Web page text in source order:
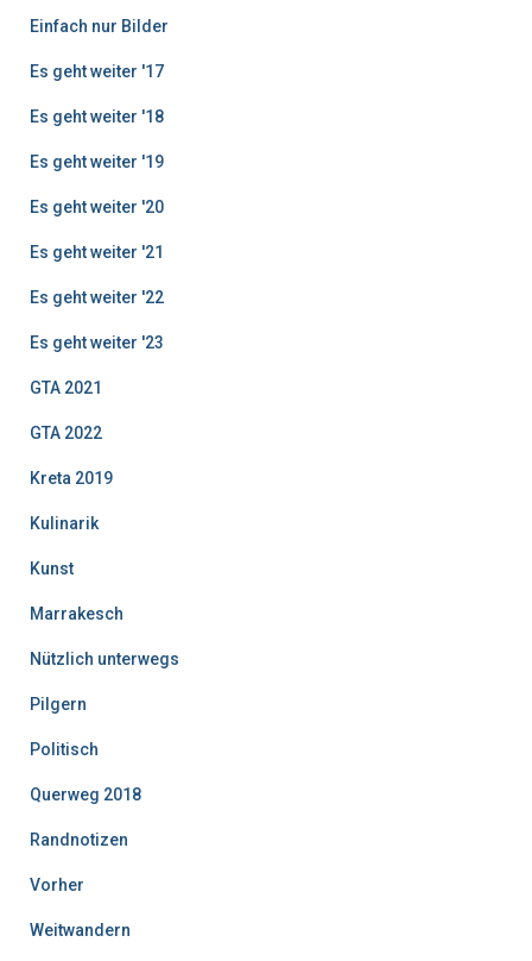
Einfach nur Bilder
Es geht weiter '17
Es geht weiter '18
Es geht weiter '19
Es geht weiter '20
Es geht weiter '21
Es geht weiter '22
Es geht weiter '23
GTA 2021
GTA 2022
Kreta 2019
Kulinarik
Kunst
Marrakesch
Nützlich unterwegs
Pilgern
Politisch
Querweg 2018
Randnotizen
Vorher
Weitwandern